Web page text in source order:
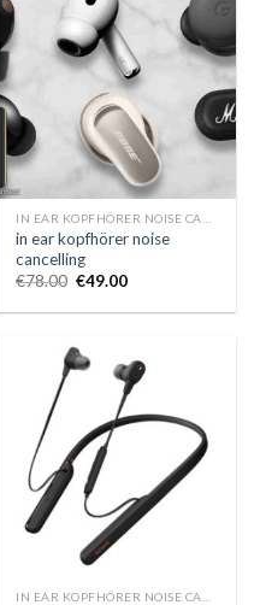
in ear kopfhörer noise
cancelling
€78.00 €49.00